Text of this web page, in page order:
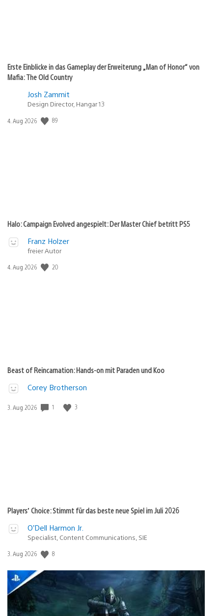
Erste Einblicke in das Gameplay der Erweiterung „Man of Honor“ von
Mafia: The Old Country
Josh Zammit
Design Director, Hangar 13
Veröffentlichungsdatum:
4. Aug 2026 89
Halo: Campaign Evolved angespielt: Der Master Chief betritt PS5
Franz Holzer
freier Autor
Veröffentlichungsdatum:
4. Aug 2026 20
Beast of Reincarnation: Hands-on mit Paraden und Koo
Corey Brotherson
Veröffentlichungsdatum:
3. Aug 2026 1 3
Players’ Choice: Stimmt für das beste neue Spiel im Juli 2026
O’Dell Harmon Jr.
Specialist, Content Communications, SIE
Veröffentlichungsdatum:
3. Aug 2026 8